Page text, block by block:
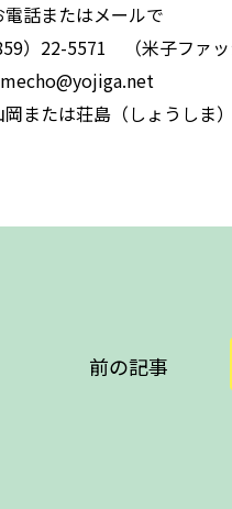
話またはメールで
）22-5571 （米子ファッ
または荘島（しょうしま
前の記事